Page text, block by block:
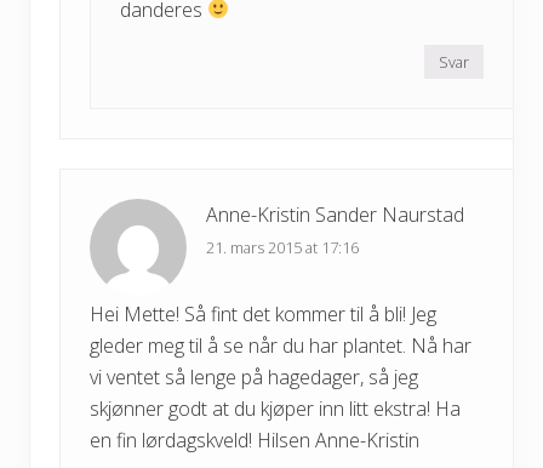
danderes
Svar
Anne-Kristin Sander Naurstad
21. mars 2015 at 17:16
Hei Mette! Så fint det kommer til å bli! Jeg
gleder meg til å se når du har plantet. Nå har
vi ventet så lenge på hagedager, så jeg
skjønner godt at du kjøper inn litt ekstra! Ha
en fin lørdagskveld! Hilsen Anne-Kristin